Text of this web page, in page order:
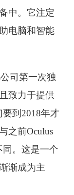
中。它注定
电脑和智能
公司第一次独
致力于提供
到2018年才
之前Oculus
同。这是一个
渐成为主